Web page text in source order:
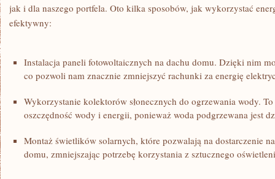
jak i dla naszego portfela. Oto kilka sposobów, jak wykorzystać
efektywny:
Instalacja paneli fotowoltaicznych na dachu domu. Dzięki ‍nim
co pozwoli nam znacznie zmniejszyć rachunki za energię
Wykorzystanie kolektorów słonecznych⁣ do ogrzewania wody. To
oszczędność‍ wody ⁣i energii, ponieważ woda podgrzewana jest
Montaż świetlików solarnych, które pozwalają na dostarczenie
domu, zmniejszając potrzebę korzystania z sztucznego